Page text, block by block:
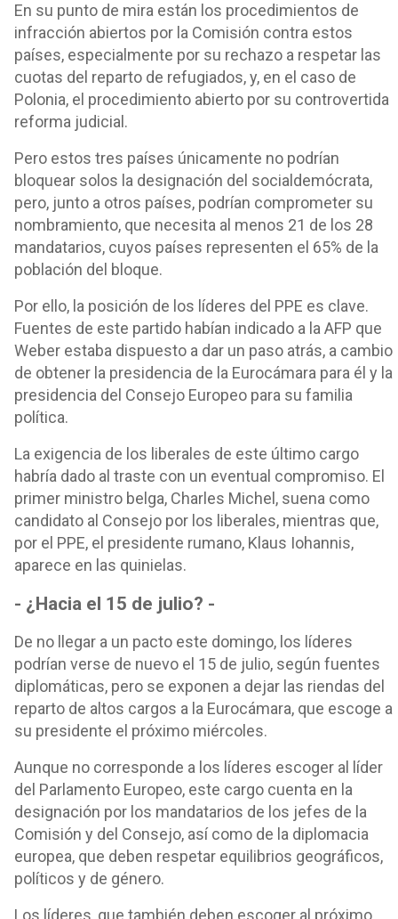
En su punto de mira están los procedimientos de
infracción abiertos por la Comisión contra estos
países, especialmente por su rechazo a respetar las
cuotas del reparto de refugiados, y, en el caso de
Polonia, el procedimiento abierto por su controvertida
reforma judicial.
Pero estos tres países únicamente no podrían
bloquear solos la designación del socialdemócrata,
pero, junto a otros países, podrían comprometer su
nombramiento, que necesita al menos 21 de los 28
mandatarios, cuyos países representen el 65% de la
población del bloque.
Por ello, la posición de los líderes del PPE es clave.
Fuentes de este partido habían indicado a la AFP que
Weber estaba dispuesto a dar un paso atrás, a cambio
de obtener la presidencia de la Eurocámara para él y la
presidencia del Consejo Europeo para su familia
política.
La exigencia de los liberales de este último cargo
habría dado al traste con un eventual compromiso. El
primer ministro belga, Charles Michel, suena como
candidato al Consejo por los liberales, mientras que,
por el PPE, el presidente rumano, Klaus Iohannis,
aparece en las quinielas.
- ¿Hacia el 15 de julio? -
De no llegar a un pacto este domingo, los líderes
podrían verse de nuevo el 15 de julio, según fuentes
diplomáticas, pero se exponen a dejar las riendas del
reparto de altos cargos a la Eurocámara, que escoge a
su presidente el próximo miércoles.
Aunque no corresponde a los líderes escoger al líder
del Parlamento Europeo, este cargo cuenta en la
designación por los mandatarios de los jefes de la
Comisión y del Consejo, así como de la diplomacia
europea, que deben respetar equilibrios geográficos,
políticos y de género.